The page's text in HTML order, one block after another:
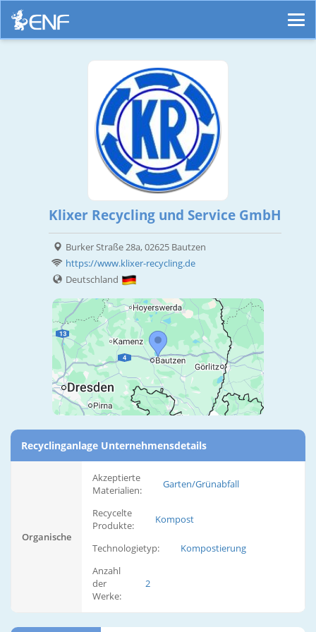
Klixer Recycling und Service GmbH
Burker Straße 28a, 02625 Bautzen
https://www.klixer-recycling.de
Deutschland
Recyclinganlage Unternehmensdetails
Organische
Akzeptierte
Materialien:
Garten/Grünabfall
Recycelte
Produkte:
Kompost
Technologietyp:
Kompostierung
Anzahl
der
Werke:
2